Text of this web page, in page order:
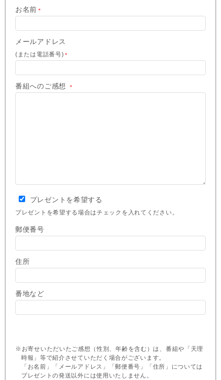
お名前 ＊
メールアドレス
(または電話番号) ＊
番組へのご感想 ＊
プレゼントを希望する
プレゼントを希望する場合はチェックを入れてください。
郵便番号
住所
番地など
※お寄せいただいたご感想（性別、年齢を含む）は、番組や「天理
時報」等で紹介させていただく場合がございます。
「お名前」「メールアドレス」「郵便番号」「住所」については
プレゼントの発送以外には使用いたしません。